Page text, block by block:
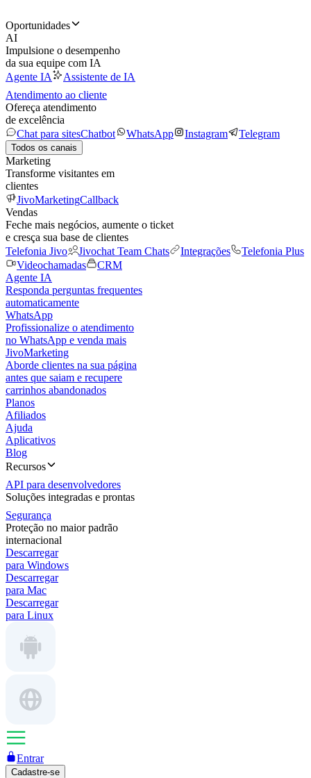
Oportunidades
AI
Impulsione o desempenho
da sua equipe com IA
Agente IA
Assistente de IA
Atendimento ao cliente
Ofereça atendimento
de excelência
Chat para sitesChatbot WhatsApp Instagram Telegram
Todos os canais
Marketing
Transforme visitantes em
clientes
JivoMarketingCallback
Vendas
Feche mais negócios, aumente o ticket
e cresça sua base de clientes
Telefonia Jivo
Jivochat Team Chats Integrações
Telefonia Plus
Videochamadas
CRM
Agente IA
Responda perguntas frequentes
automaticamente
WhatsApp
Profissionalize o atendimento
no WhatsApp e venda mais
JivoMarketing
Aborde clientes na sua página
antes que saiam e recupere
carrinhos abandonados
Planos
Afiliados
Ajuda
Aplicativos
Blog
Recursos
API para desenvolvedores
Soluções integradas e prontas
Segurança
Proteção no maior padrão
internacional
Descarregar
para Windows
Descarregar
para Mac
Descarregar
para Linux
Entrar
Cadastre-se